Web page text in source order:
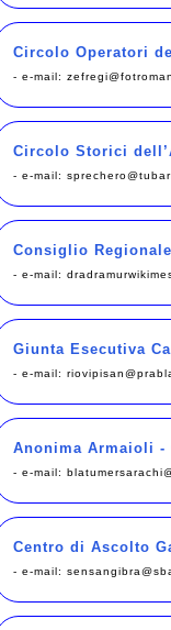
Circolo Operatori
- e-mail:
Circolo Storici
- e-mail:
Consiglio
- e-mail:
Giunta Esecutiva
- e-mail:
Anonima Armaioli -
- e-mail:
Centro di Ascolto
- e-mail: